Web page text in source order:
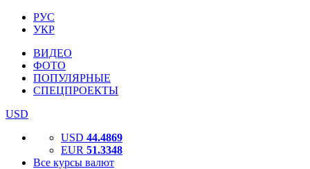
РУС
УКР
ВИДЕО
ФОТО
ПОПУЛЯРНЫЕ
СПЕЦПРОЕКТЫ
USD
USD 44.4869
EUR 51.3348
Все курсы валют